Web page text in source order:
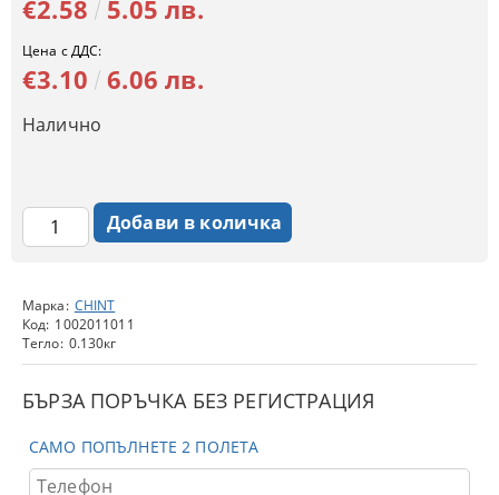
Марка: CHINT
Код: 1002011011
Тегло: 0.130кг
БЪРЗА ПОРЪЧКА БЕЗ РЕГИСТРАЦИЯ
САМО ПОПЪЛНЕТЕ 2 ПОЛЕТА
€2.58 5.05 лв.
Цена с ДДС:
€3.10 6.06 лв.
Налично